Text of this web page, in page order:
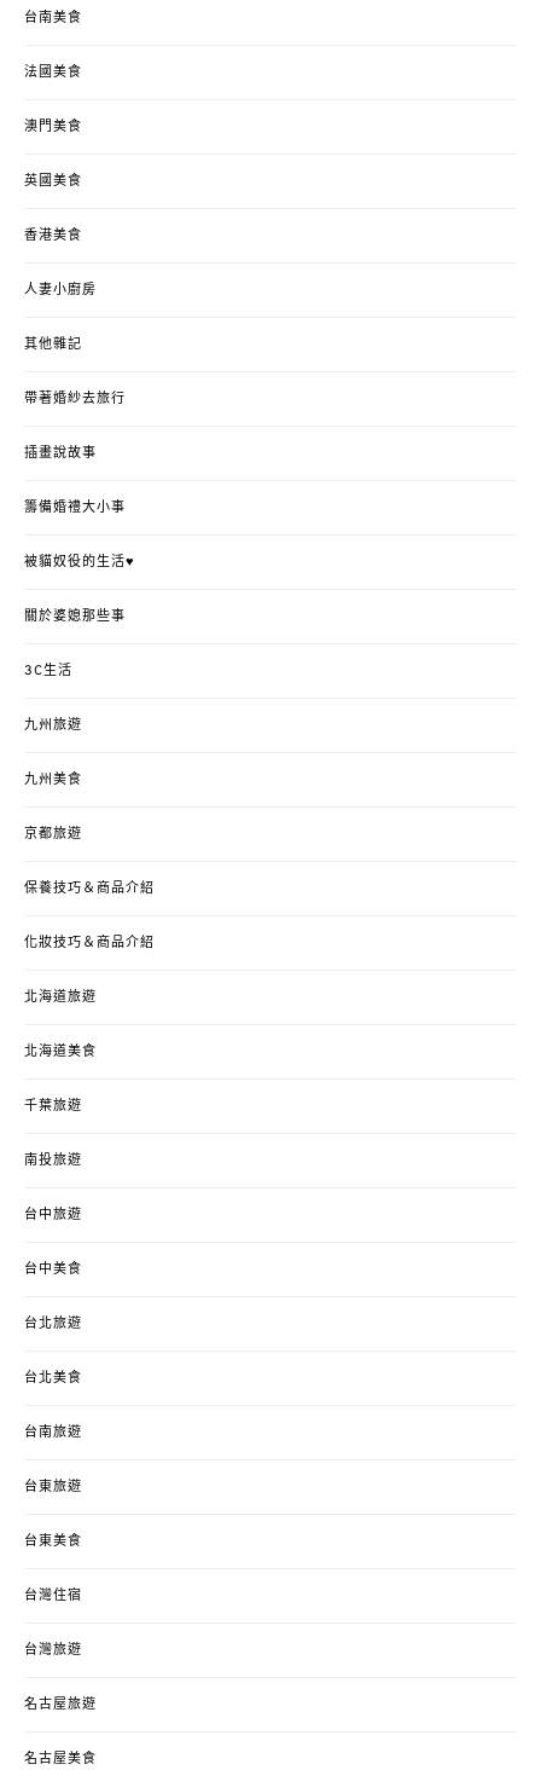
台南美食
法國美食
澳門美食
英國美食
香港美食
人妻小廚房
其他雜記
帶著婚紗去旅行
插畫說故事
籌備婚禮大小事
被貓奴役的生活♥
關於婆媳那些事
3C生活
九州旅遊
九州美食
京都旅遊
保養技巧＆商品介紹
化妝技巧＆商品介紹
北海道旅遊
北海道美食
千葉旅遊
南投旅遊
台中旅遊
台中美食
台北旅遊
台北美食
台南旅遊
台東旅遊
台東美食
台灣住宿
台灣旅遊
名古屋旅遊
名古屋美食